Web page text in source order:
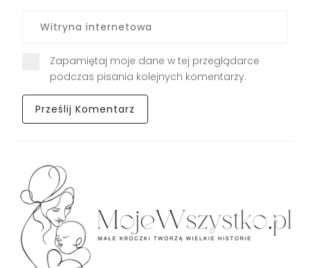
Zapamiętaj moje dane w tej przeglądarce
podczas pisania kolejnych komentarzy.